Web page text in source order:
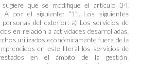
que se modifique el artículo 34,
A por el siguiente: “11. Los siguientes
del exterior: a) Los servicios de
en relación a actividades desarrolladas,
utilizados económicamente fuera de la
en este literal los servicios de
en el ámbito de la gestión,